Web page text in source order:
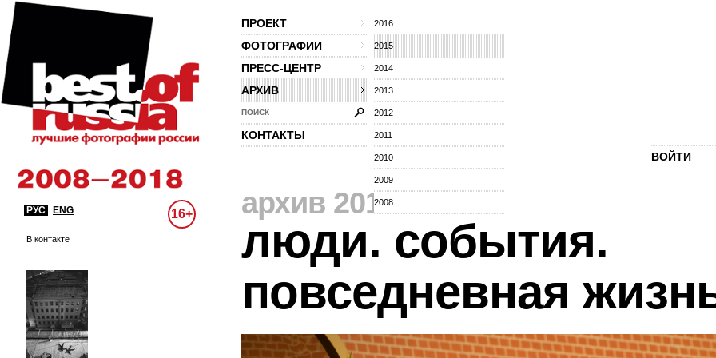
ПРОЕКТ
ФОТОГРАФИИ
ПРЕСС-ЦЕНТР
АРХИВ
2016
2015
2014
2013
2012
2011
2010
2009
2008
ПОИСК
КОНТАКТЫ
ВОЙТИ
РУС ENG 16+
В контакте
архив 2015⁄
люди. события.
повседневная